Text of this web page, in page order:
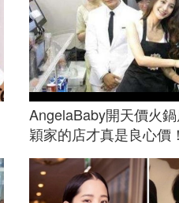
AngelaBaby開天價火
穎家的店才真是良心價！